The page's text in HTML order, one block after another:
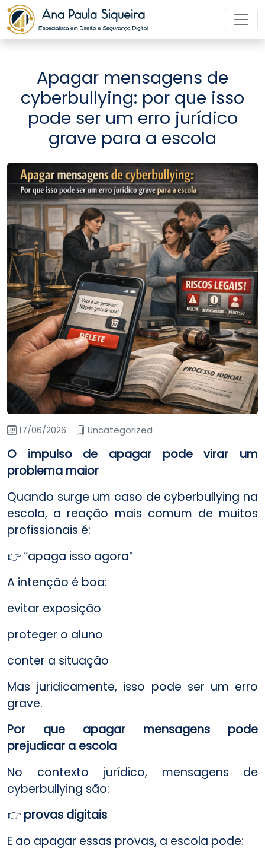
Apagar mensagens de
cyberbullying: por que isso
pode ser um erro jurídico
grave para a escola
17/06/2026 Uncategorized
O impulso de apagar pode virar um
problema maior
Quando surge um caso de cyberbullying na
escola, a reação mais comum de muitos
profissionais é:
👉 “apaga isso agora”
A intenção é boa:
evitar exposição
proteger o aluno
conter a situação
Mas juridicamente, isso pode ser um erro
grave.
Por que apagar mensagens pode
prejudicar a escola
No contexto jurídico, mensagens de
cyberbullying são:
👉 provas digitais
E ao apagar essas provas, a escola pode: